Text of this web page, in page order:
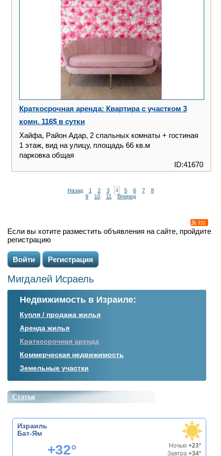
Краткосрочная аренда: Квартира с участком 3
комн. 116$ в сутки
Хайфа, Район Адар, 2 спальных комнаты + гостиная
1 этаж, вид на улицу, площадь 66 кв.м
парковка общая
ID:41670
Назад 1 2 3 4 5 6 7
8
9
10 11 Вперед
Если вы хотите разместить объявления на сайте, пройдите
регистрацию
Войти Регистрация
Мигдалей Исраель
Недвижимость в Израиле:
Купля / продажа жилья
Аренда жилья
Краткосрочная аренда
Коммерческая недвижимость
Земельные участки
Статьи
Израиль
Бат-Ям
+32° Ночью +23°
Завтра +34°